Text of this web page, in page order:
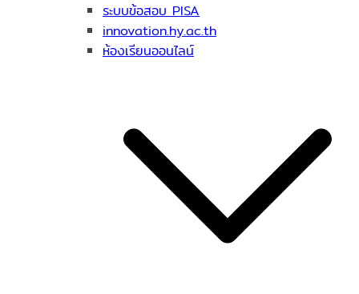
ระบบข้อสอบ PISA
innovation.hy.ac.th
ห้องเรียนออนไลน์